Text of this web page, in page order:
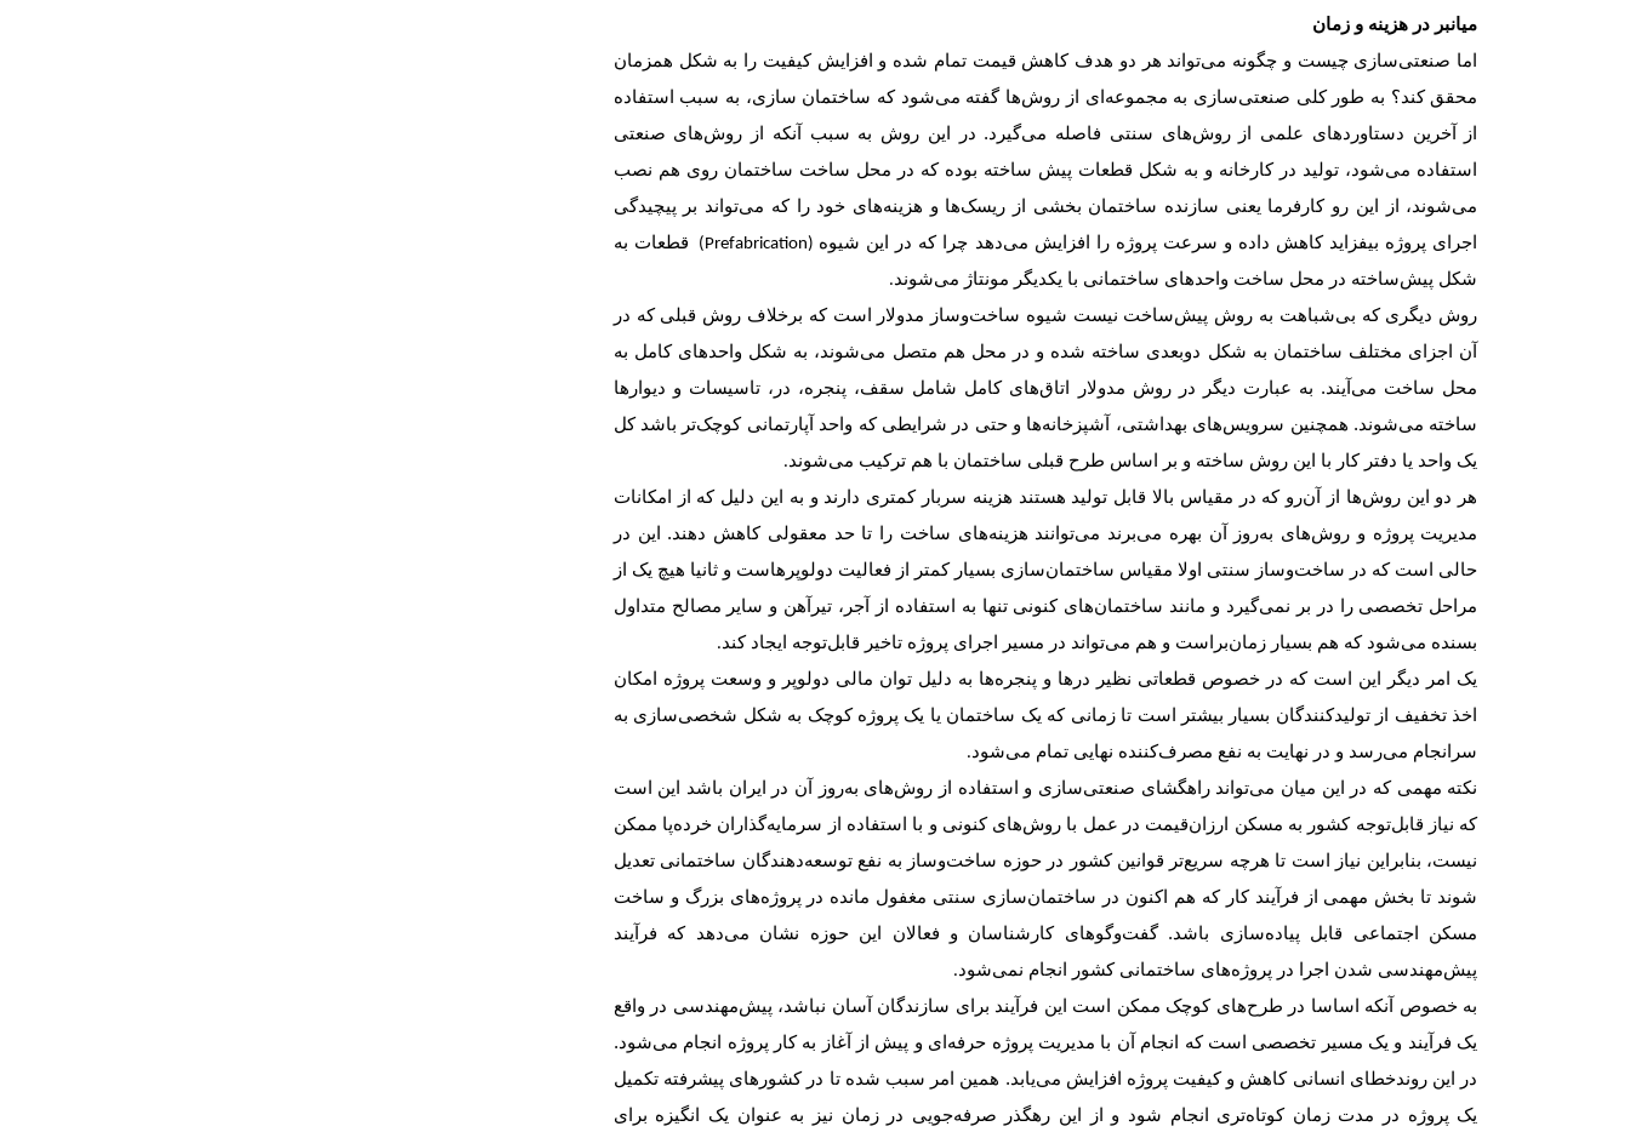
میانبر در هزینه و زمان
اما صنعتی‌‌‌سازی چیست و چگونه می‌تواند هر دو هدف کاهش قیمت تمام شده و افزایش کیفیت را به شکل همزمان
محقق کند؟ به طور کلی صنعتی‌سازی به مجموعه‌‌‌ای از روش‌ها گفته می‌شود که ساختمان سازی، به سبب استفاده
از آخرین دستاوردهای علمی از روش‌های سنتی فاصله می‌‌‌گیرد. در این روش به سبب آنکه از روش‌های صنعتی
استفاده می‌شود، تولید در کارخانه و به شکل قطعات پیش ساخته بوده که در محل ساخت ساختمان روی هم نصب
می‌‌‌شوند، از این رو کارفرما یعنی سازنده ساختمان بخشی از ریسک‌‌‌ها و هزینه‌‌‌های خود را که می‌تواند بر پیچیدگی
اجرای پروژه بیفزاید کاهش داده و سرعت پروژه را افزایش می‌دهد چرا که در این شیوه (Prefabrication)
قطعات به
شکل پیش‌ساخته در محل ساخت واحدهای ساختمانی با یکدیگر مونتاژ می‌‌‌شوند.
روش دیگری که بی‌‌‌شباهت به روش پیش‌ساخت‌ نیست شیوه ساخت‌وساز مدولار است که برخلاف روش قبلی که در
آن اجزای مختلف ساختمان به شکل دوبعدی ساخته شده و در محل هم متصل می‌‌‌شوند، به شکل واحدهای کامل به
محل ساخت می‌آیند. به عبارت دیگر در روش مدولار اتاق‌‌‌های کامل شامل سقف، پنجره، در، تاسیسات و دیوارها
ساخته می‌‌‌شوند. همچنین سرویس‌‌‌های بهداشتی، آشپزخانه‌‌‌ها و حتی در شرایطی که واحد آپارتمانی کوچک‌تر باشد کل
یک واحد یا دفتر کار با این روش ساخته و بر اساس طرح قبلی ساختمان با هم ترکیب می‌‌‌شوند.
هر دو این روش‌ها از آن‌رو که در مقیاس بالا قابل تولید هستند هزینه سربار کمتری دارند و به این دلیل که از امکانات
مدیریت پروژه و روش‌های به‌روز آن بهره می‌‌‌برند می‌توانند هزینه‌‌‌های ساخت را تا حد معقولی کاهش دهند. این در
حالی است که در ساخت‌وساز سنتی اولا مقیاس ساختمان‌سازی بسیار کمتر از فعالیت دولوپرهاست و ثانیا هیچ یک از
مراحل تخصصی را در بر نمی‌‌‌گیرد و مانند ساختمان‌‌‌های کنونی تنها به استفاده از آجر، تیرآهن و سایر مصالح متداول
بسنده می‌شود که هم بسیار زمان‌براست و هم می‌تواند در مسیر اجرای پروژه تاخیر قابل‌توجه ایجاد کند.
یک امر دیگر این است که در خصوص قطعاتی نظیر درها و پنجره‌‌‌ها به دلیل توان مالی دولوپر و وسعت پروژه امکان
اخذ تخفیف از تولیدکنندگان بسیار بیشتر است تا زمانی که یک ساختمان یا یک پروژه کوچک به شکل شخصی‌سازی به
سرانجام می‌‌‌رسد و در نهایت به نفع مصرف‌کننده نهایی تمام می‌شود.
نکته مهمی که در این میان می‌تواند راهگشای صنعتی‌سازی و استفاده از روش‌های به‌روز آن در ایران باشد این است
که نیاز قابل‌توجه کشور به مسکن ارزان‌قیمت در عمل با روش‌های کنونی و با استفاده از سرمایه‌‌‌گذاران خرده‌پا ممکن
نیست، بنابراین نیاز است تا هرچه سریع‌تر قوانین کشور در حوزه ساخت‌وساز به نفع توسعه‌دهندگان ساختمانی تعدیل
شوند تا بخش مهمی از فرآیند کار که هم اکنون در ساختمان‌سازی سنتی مغفول مانده در پروژه‌‌‌های بزرگ و ساخت
مسکن اجتماعی قابل پیاده‌سازی باشد. گفت‌وگوهای کارشناسان و فعالان این حوزه نشان می‌دهد که فرآیند
پیش‌مهندسی شدن اجرا در پروژه‌‌‌های ساختمانی کشور انجام نمی‌شود.
به خصوص آنکه اساسا در طرح‌‌‌های کوچک ممکن است این فرآیند برای سازندگان آسان نباشد، پیش‌مهندسی در واقع
یک فرآیند و یک مسیر تخصصی است که انجام آن با مدیریت پروژه حرفه‌‌‌ای و پیش از آغاز به کار پروژه انجام می‌شود.
در این روندخطای انسانی کاهش و کیفیت پروژه افزایش می‌یابد. همین امر سبب شده تا در کشورهای پیشرفته تکمیل
یک پروژه در مدت زمان کوتاه‌‌‌تری انجام شود و از این رهگذر صرفه‌‌‌جویی در زمان نیز به عنوان یک انگیزه برای